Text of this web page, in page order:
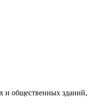
и общественных зданий,